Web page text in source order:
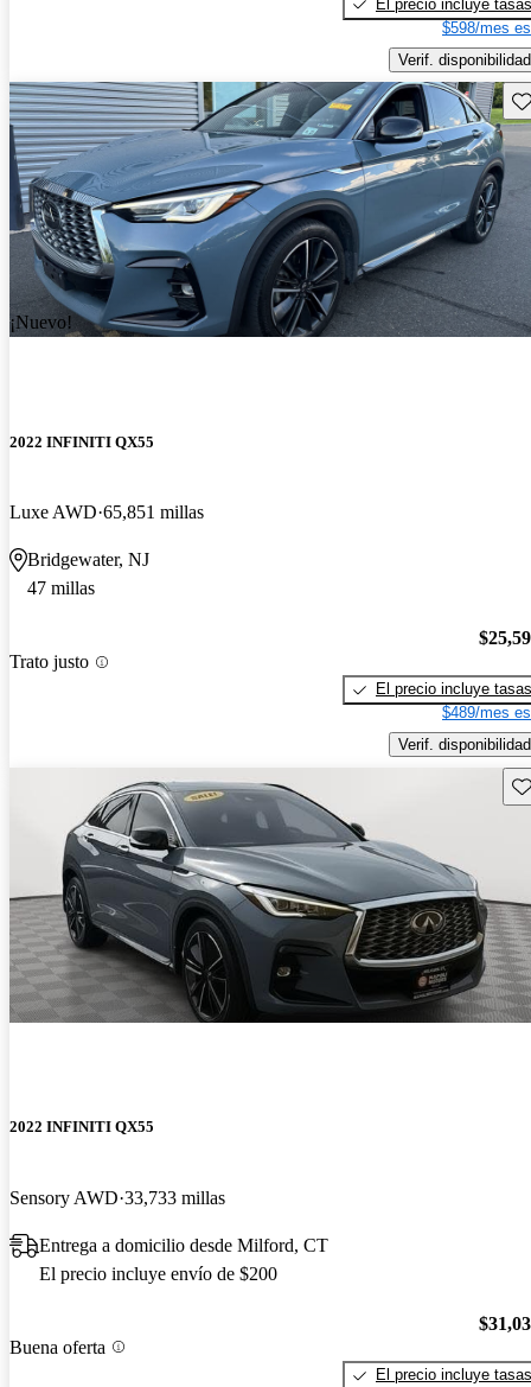
El precio incluye tasas
$598/mes
Verif. disponibilidad
¡Nuevo!
2022 INFINITI QX55
Luxe AWD 65,851 millas
Bridgewater, NJ
47 millas
Trato justo
El precio incluye tasas
$489/mes
Verif. disponibilidad
2022 INFINITI QX55
Sensory AWD 33,733 millas
Entrega a domicilio desde Milford, CT
El precio incluye envío de $200
Buena oferta
El precio incluye tasas